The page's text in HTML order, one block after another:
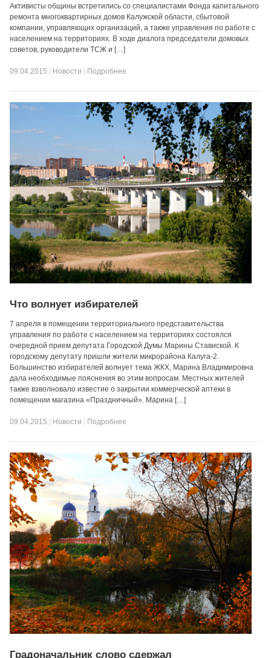
Активисты общины встретились со специалистами Фонда капитального
ремонта многоквартирных домов Калужской области, сбытовой
компании, управляющих организаций, а также управления по работе с
населением на территориях. В ходе диалога председатели домовых
советов, руководители ТСЖ и […]
09.04.2015 | Новости | Подробнее
Что волнует избирателей
7 апреля в помещении территориального представительства
управления по работе с населением на территориях состоялся
очередной прием депутата Городской Думы Марины Ставиской. К
городскому депутату пришли жители микрорайона Калуга-2.
Большинство избирателей волнует тема ЖКХ, Марина Владимировна
дала необходимые пояснения во этим вопросам. Местных жителей
также взволновало известие о закрытии коммерческой аптеки в
помещении магазина «Праздничный». Марина […]
09.04.2015 | Новости | Подробнее
Градоначальник слово сдержал